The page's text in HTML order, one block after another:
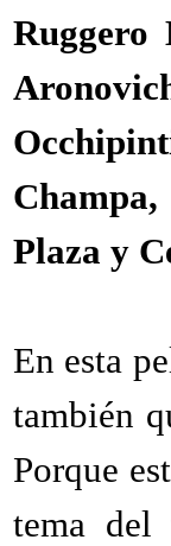
Plaza y
En esta
también
Porque
tema del